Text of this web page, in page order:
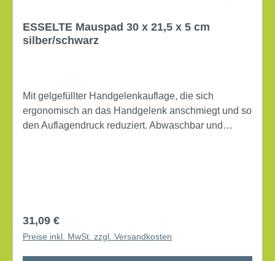
ESSELTE Mauspad 30 x 21,5 x 5 cm
silber/schwarz
Mit gelgefüllter Handgelenkauflage, die sich
ergonomisch an das Handgelenk anschmiegt und so
den Auflagendruck reduziert. Abwaschbar und
Regulärer Preis:
31,09 €
Preise inkl. MwSt. zzgl. Versandkosten